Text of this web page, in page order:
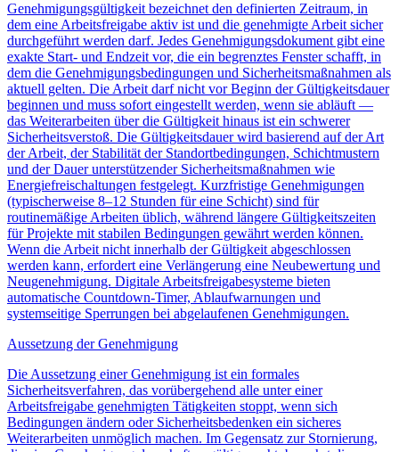
Genehmigungsgültigkeit bezeichnet den definierten Zeitraum, in
dem eine Arbeitsfreigabe aktiv ist und die genehmigte Arbeit sicher
durchgeführt werden darf. Jedes Genehmigungsdokument gibt eine
exakte Start- und Endzeit vor, die ein begrenztes Fenster schafft, in
dem die Genehmigungsbedingungen und Sicherheitsmaßnahmen als
aktuell gelten. Die Arbeit darf nicht vor Beginn der Gültigkeitsdauer
beginnen und muss sofort eingestellt werden, wenn sie abläuft —
das Weiterarbeiten über die Gültigkeit hinaus ist ein schwerer
Sicherheitsverstoß. Die Gültigkeitsdauer wird basierend auf der Art
der Arbeit, der Stabilität der Standortbedingungen, Schichtmustern
und der Dauer unterstützender Sicherheitsmaßnahmen wie
Energiefreischaltungen festgelegt. Kurzfristige Genehmigungen
(typischerweise 8–12 Stunden für eine Schicht) sind für
routinemäßige Arbeiten üblich, während längere Gültigkeitszeiten
für Projekte mit stabilen Bedingungen gewährt werden können.
Wenn die Arbeit nicht innerhalb der Gültigkeit abgeschlossen
werden kann, erfordert eine Verlängerung eine Neubewertung und
Neugenehmigung. Digitale Arbeitsfreigabesysteme bieten
automatische Countdown-Timer, Ablaufwarnungen und
systemseitige Sperrungen bei abgelaufenen Genehmigungen.
Aussetzung der Genehmigung
Die Aussetzung einer Genehmigung ist ein formales
Sicherheitsverfahren, das vorübergehend alle unter einer
Arbeitsfreigabe genehmigten Tätigkeiten stoppt, wenn sich
Bedingungen ändern oder Sicherheitsbedenken ein sicheres
Weiterarbeiten unmöglich machen. Im Gegensatz zur Stornierung,